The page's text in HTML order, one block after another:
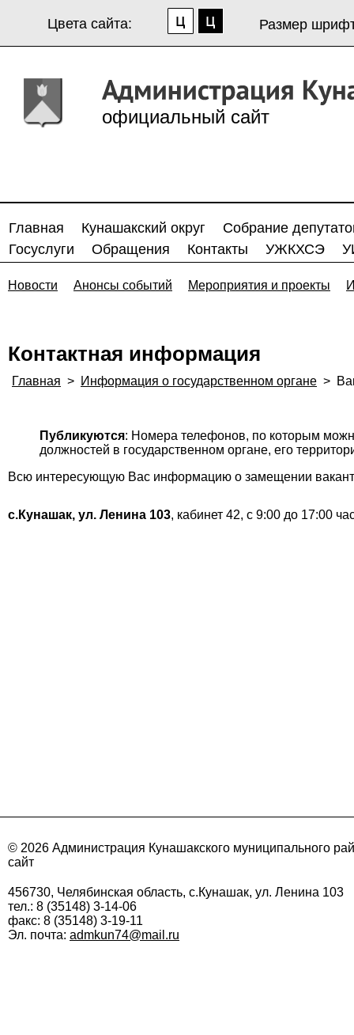
Цвета сайта: Размер
официальный сайт
Главная Кунашакский округ
Собрание
Госуслуги
Обращения Контакты УЖКХСЭ
Новости Анонсы событий Мероприятия и проекты
Контактная информация
Главная > Информация о государственном органе >
Публикуются: Номера телефонов, по которым
должностей в государственном органе, его
Всю интересующую Вас информацию о замещении
с.Кунашак, ул. Ленина 103, кабинет 42, с 9:00 до 17:00
© 2026 Администрация Кунашакского муниципального
сайт
456730, Челябинская область, с.Кунашак, ул. Ленина 103
тел.: 8 (35148) 3-14-06
факс: 8 (35148) 3-19-11
Эл. почта: admkun74@mail.ru